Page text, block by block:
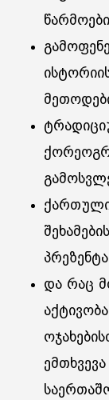
და რაც